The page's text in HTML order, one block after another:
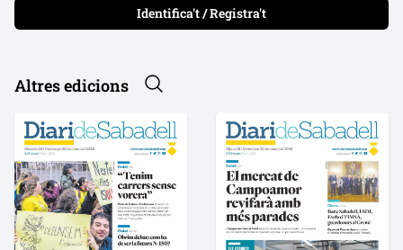
Identifica't / Registra't
Altres edicions